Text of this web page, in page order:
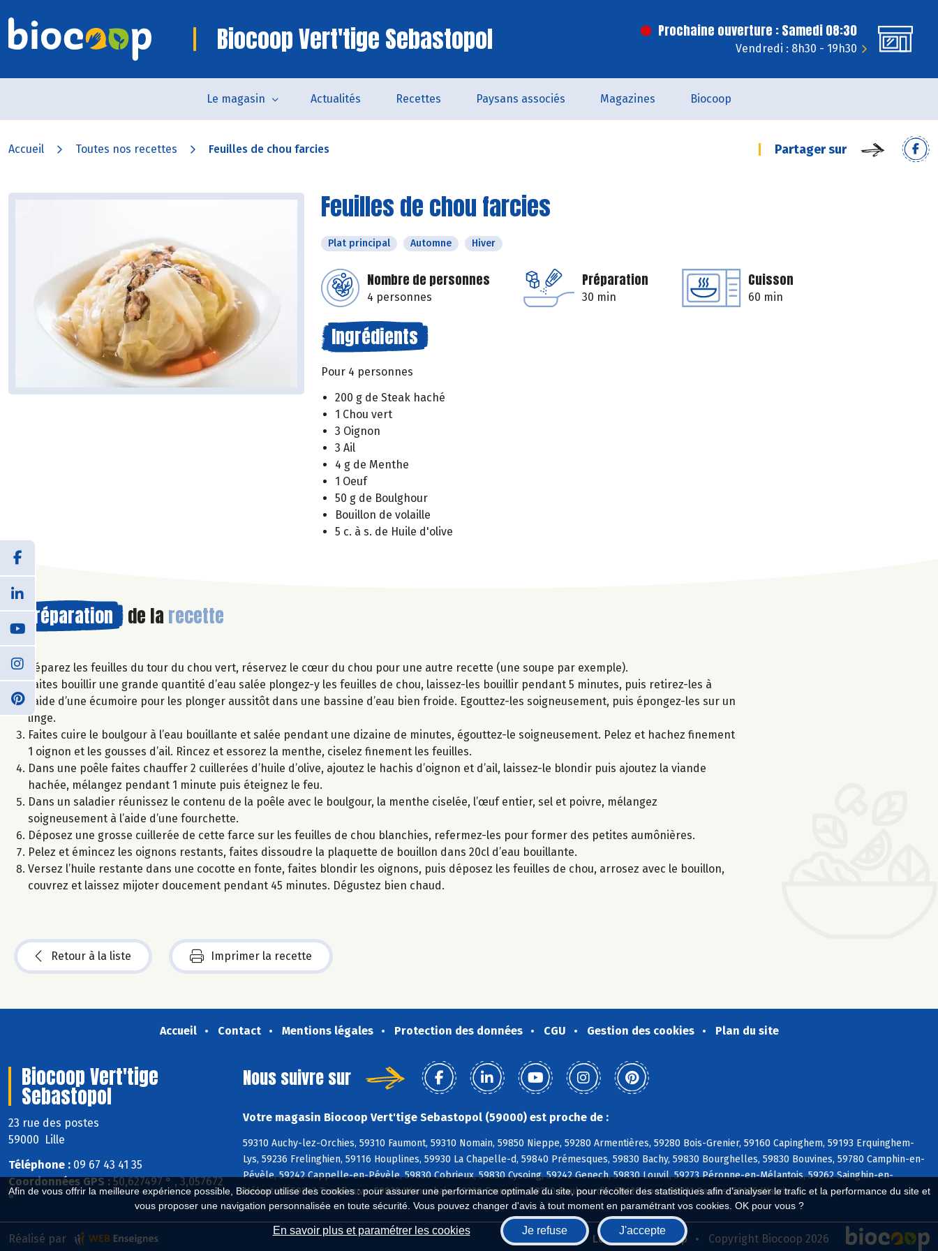
Afin de vous offrir la meilleure expérience possible, Biocoop utilise des cookies : pour assurer une performance optimale du site, pour récolter des statistiques afin d'analyser le trafic et la performance du site et
vous proposer une navigation personnalisée en toute sécurité. Vous pouvez changer d'avis à tout moment en paramétrant vos cookies. OK pour vous ?
En savoir plus et paramétrer les cookies Je refuse J'accepte
Biocoop Vert'tige Sebastopol Prochaine ouverture : Samedi 08:30
Vendredi : 8h30 - 19h30
Le magasin Actualités Recettes Paysans associés Magazines Biocoop
Accueil Toutes nos recettes Feuilles de chou farcies Partager sur
Feuilles de chou farcies
Plat principal Automne Hiver
Nombre de personnes
4 personnes
Préparation
30 min
Cuisson
60 min
Ingrédients
Pour 4 personnes
200 g de Steak haché
1 Chou vert
3 Oignon
3 Ail
4 g de Menthe
1 Oeuf
50 g de Boulghour
Bouillon de volaille
5 c. à s. de Huile d'olive
Préparation de la recette
Séparez les feuilles du tour du chou vert, réservez le cœur du chou pour une autre recette (une soupe par exemple).
Faites bouillir une grande quantité d’eau salée plongez-y les feuilles de chou, laissez-les bouillir pendant 5 minutes, puis retirez-les à
l’aide d’une écumoire pour les plonger aussitôt dans une bassine d’eau bien froide. Egouttez-les soigneusement, puis épongez-les sur un
linge.
Faites cuire le boulgour à l’eau bouillante et salée pendant une dizaine de minutes, égouttez-le soigneusement. Pelez et hachez finement
1 oignon et les gousses d’ail. Rincez et essorez la menthe, ciselez finement les feuilles.
Dans une poêle faites chauffer 2 cuillerées d’huile d’olive, ajoutez le hachis d’oignon et d’ail, laissez-le blondir puis ajoutez la viande
hachée, mélangez pendant 1 minute puis éteignez le feu.
Dans un saladier réunissez le contenu de la poêle avec le boulgour, la menthe ciselée, l’œuf entier, sel et poivre, mélangez
soigneusement à l’aide d’une fourchette.
Déposez une grosse cuillerée de cette farce sur les feuilles de chou blanchies, refermez-les pour former des petites aumônières.
Pelez et émincez les oignons restants, faites dissoudre la plaquette de bouillon dans 20cl d’eau bouillante.
Versez l’huile restante dans une cocotte en fonte, faites blondir les oignons, puis déposez les feuilles de chou, arrosez avec le bouillon,
couvrez et laissez mijoter doucement pendant 45 minutes. Dégustez bien chaud.
Retour à la liste Imprimer la recette
Accueil Contact Mentions légales Protection des données CGU Gestion des cookies Plan du site
Biocoop Vert'tige
Sebastopol
23 rue des postes
59000 Lille
Téléphone : 09 67 43 41 35
Coordonnées GPS : 50,627497 ° , 3,057672
°
Nous suivre sur
Votre magasin Biocoop Vert'tige Sebastopol (59000) est proche de :
59310 Auchy-lez-Orchies, 59310 Faumont, 59310 Nomain, 59850 Nieppe, 59280 Armentières, 59280 Bois-Grenier, 59160 Capinghem, 59193 Erquinghem-
Lys, 59236 Frelinghien, 59116 Houplines, 59930 La Chapelle-d, 59840 Prémesques, 59830 Bachy, 59830 Bourghelles, 59830 Bouvines, 59780 Camphin-en-
Pévèle, 59242 Cappelle-en-Pévèle, 59830 Cobrieux, 59830 Cysoing, 59242 Genech, 59830 Louvil, 59273 Péronne-en-Mélantois, 59262 Sainghin-en-
Mélantois, 59242 Templeuve, 59830 Wannehain, 59320 Emmerin, 59320 Haubourdin, 59120 Loos, 59211 Santes, 59136 Wavrin
Biocoop.fr Le réseau Biocoop Copyright Biocoop 2026
Réalisé par